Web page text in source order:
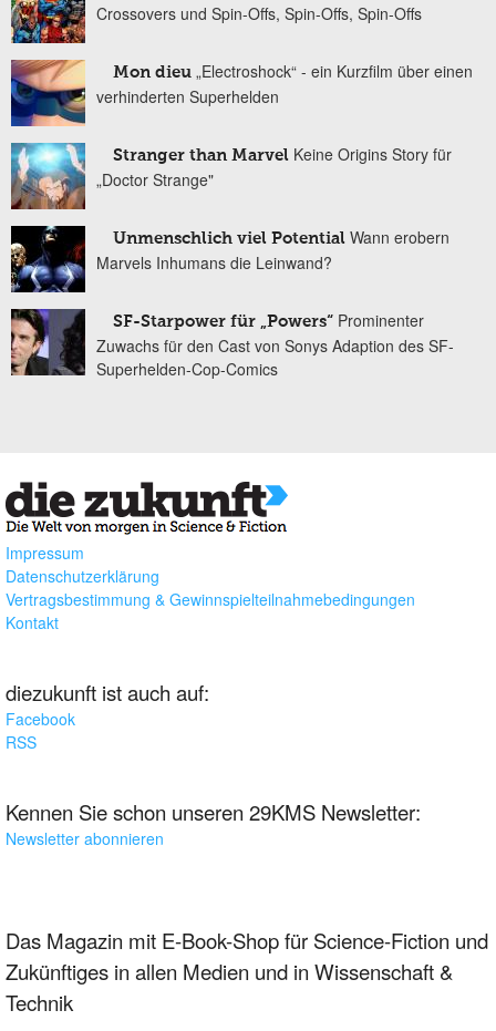
Crossovers und Spin-Offs, Spin-Offs, Spin-Offs
Mon dieu „Electroshock“ - ein Kurzfilm über einen
verhinderten Superhelden
Stranger than Marvel Keine Origins Story für
„Doctor Strange"
Unmenschlich viel Potential Wann erobern
Marvels Inhumans die Leinwand?
SF-Starpower für „Powers“ Prominenter
Zuwachs für den Cast von Sonys Adaption des SF-
Superhelden-Cop-Comics
Impressum
Datenschutzerklärung
Vertragsbestimmung & Gewinnspielteilnahmebedingungen
Kontakt
diezukunft ist auch auf:
Facebook
RSS
Kennen Sie schon unseren 29KMS Newsletter:
Newsletter abonnieren
Das Magazin mit E-Book-Shop für Science-Fiction und
Zukünftiges in allen Medien und in Wissenschaft &
Technik